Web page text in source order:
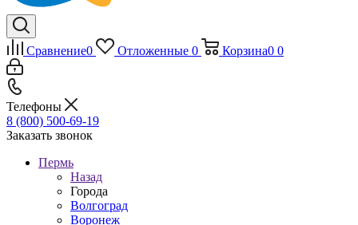
Сравнение0 Отложенные 0 Корзина0 0
Телефоны
8 (800) 500-69-19
Заказать звонок
Пермь
Назад
Города
Волгоград
Воронеж